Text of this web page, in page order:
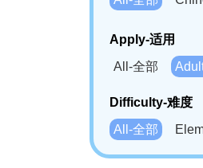
Bahasa
Swahili(SW)-
Apply-适用
All-全部
Difficulty-难度
All-全部